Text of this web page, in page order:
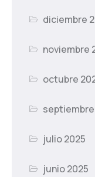
diciembre
noviembre
octubre
julio 2025
junio 2025